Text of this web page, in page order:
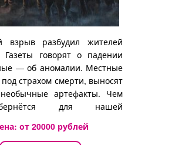
взрыв разбудил жителей
Газеты говорят о падении
— об аномалии. Местные
страхом смерти, выносят
артефакты. Чем
для нашей
от 20000рублей